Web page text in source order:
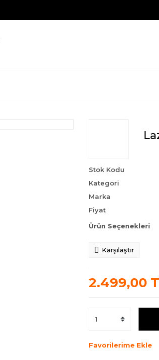
Stok Kodu
Kategori
Marka
Fiyat
Ürün Seçenekleri
Karşılaştır
2.499,00
Favorilerime Ekle